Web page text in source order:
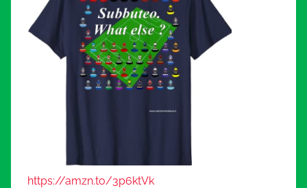
https://amzn.to/3p6ktVk